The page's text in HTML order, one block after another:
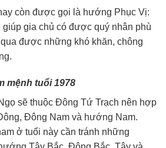
còn được gọi là hướng Phục Vị:
gia chủ có được quý nhân phù
được những khó khăn, chông
mệnh tuổi 1978
sẽ thuộc Đông Tứ Trạch nên hợp
Đông Nam và hướng Nam.
ở tuổi này cần tránh những